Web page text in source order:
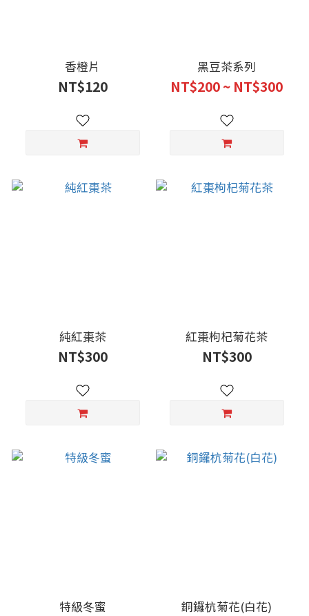
香橙片
NT$120
黑豆茶系列
NT$200 ~ NT$300
純紅棗茶
NT$300
紅棗枸杞菊花茶
NT$300
特級冬蜜 銅鑼杭菊花(白花)